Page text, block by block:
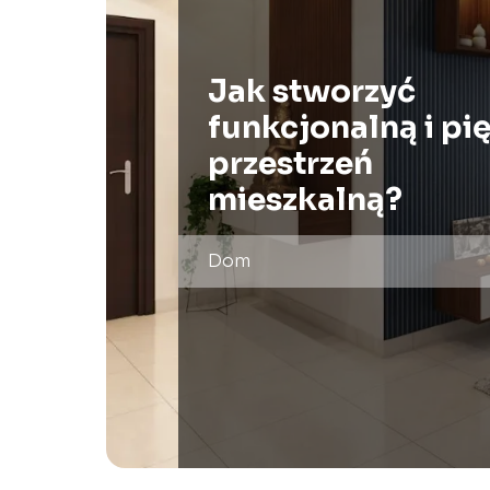
Jak stworzyć
funkcjonalną i
przestrzeń
mieszkalną?
Dom